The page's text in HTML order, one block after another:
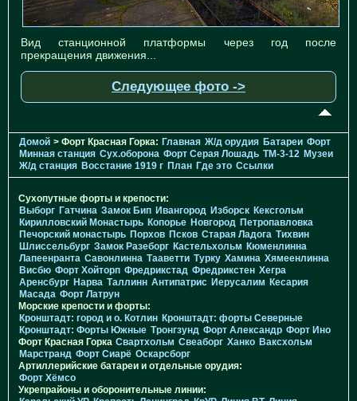
Вид станционной платформы через год после
прекращения движения...
Следующее фото ->
Домой > Форт Красная Горка: Главная Ж/д орудия Батареи Форт
Минная станция Cух.оборона Форт Серая Лошадь TM-3-12 Музеи
Ж/д станция Восстание 1919 г План Где это Ссылки
Сухопутные форты и крепости:
Выборг Гатчина Замок Бип Ивангород Изборск Кексгольм
Кирилловский Монастырь Копорье Новгород Петропавловка
Печорcкий монастырь Порхов Псков Старая Ладога Тихвин
Шлиссельбург Замок Разеборг Кастельхольм Кюменлинна
Лапеенранта Савонлинна Тааветти Турку Хамина Хямеенлинна
Висбю Форт Хойторп Фредрикстад Фредрикстен Хегра
Аренсбург Нарва Таллинн Антипатрис Иерусалим Кесария
Масада Форт Латрун
Морские крепости и форты:
Кронштадт: город и о. Котлин Кронштадт: форты Северные
Кронштадт: Форты Южные Тронгзунд Форт Александр Форт Ино
Форт Красная Горка Свартхольм Свеаборг Ханко Ваксхольм
Марстранд Форт Сиарё Оскарсборг
Артиллерийские батареи и отдельные орудия:
Форт Хёмсо
Укрепрайоны и оборонительные линии: